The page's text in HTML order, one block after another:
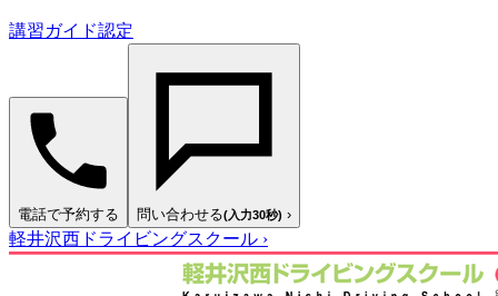
講習ガイド認定
電話で予約する 問い合わせる(入力30秒) ›
軽井沢西ドライビングスクール ›